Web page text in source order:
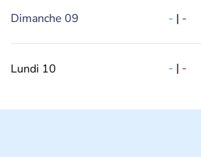
Dimanche 09 - | -
Lundi 10 - | -